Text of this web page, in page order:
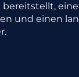
und einen